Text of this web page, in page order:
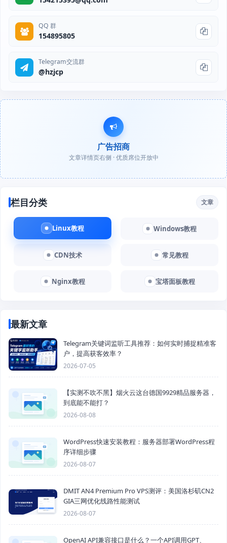
QQ 群
154895805
Telegram交流群
@hzjcp
广告招商
文章详情页右侧 · 优质席位开放中
栏目分类 文章
Linux教程 Windows教程
CDN技术 常见教程
Nginx教程 宝塔面板教程
最新文章
Telegram关键词监听工具推荐：如何实时捕捉精准客
户，提高获客效率？
2026-07-05
【实测不吹不黑】烟火云这台德国9929精品服务器，
到底能不能打？
2026-08-08
WordPress快速安装教程：服务器部署WordPress程
序详细步骤
2026-08-07
DMIT AN4 Premium Pro VPS测评：美国洛杉矶CN2
GIA三网优化线路性能测试
2026-08-07
OpenAI API兼容接口是什么？一个API调用GPT、